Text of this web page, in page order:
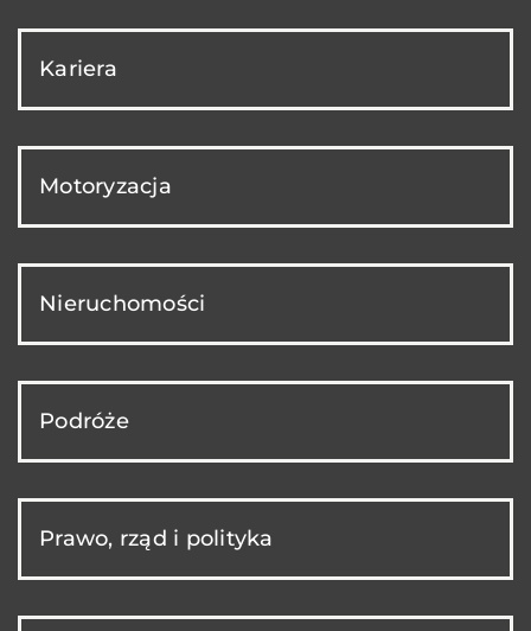
Kariera
Motoryzacja
Nieruchomości
Podróże
Prawo, rząd i polityka